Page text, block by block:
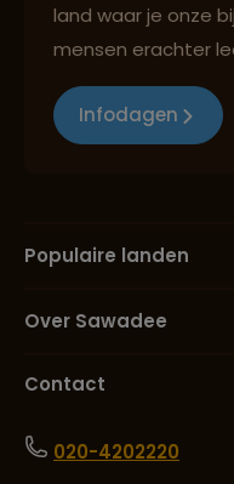
land waar je onze
mensen erachter
Infodagen
Populaire landen
Over Sawadee
Contact
020-4202220